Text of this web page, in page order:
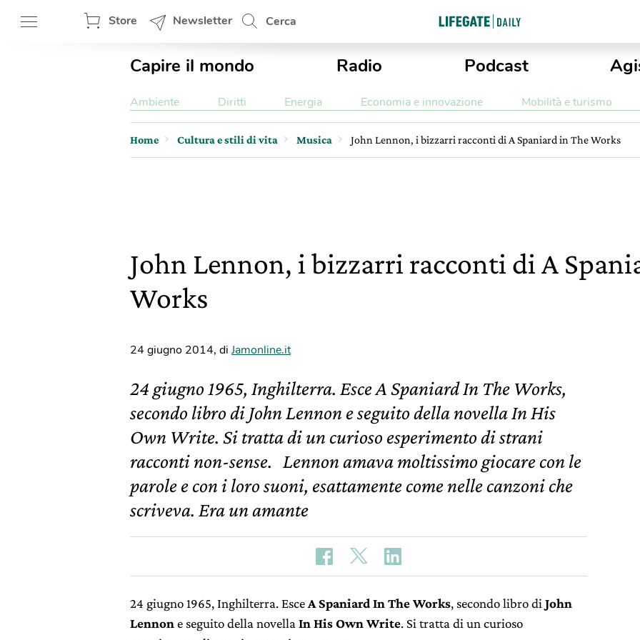
Store Newsletter Cerca
Capire il mondo Radio Podcast
Ambiente Diritti Energia Economia e innovazione Mobilità e turismo
Home Cultura e stili di vita Musica John Lennon, i bizzarri racconti di A Spaniard in The Works
John Lennon, i bizzarri racconti di A
Works
24 giugno 2014, di Jamonline.it
24 giugno 1965, Inghilterra. Esce A Spaniard In The Works,
secondo libro di John Lennon e seguito della novella In His
Own Write. Si tratta di un curioso esperimento di strani
racconti non-sense. Lennon amava moltissimo giocare con le
parole e con i loro suoni, esattamente come nelle canzoni che
scriveva. Era un amante
24 giugno 1965, Inghilterra. EsceA Spaniard In The Works, secondo libro di John
Lennon e seguito della novella In His Own Write. Si tratta di un curioso